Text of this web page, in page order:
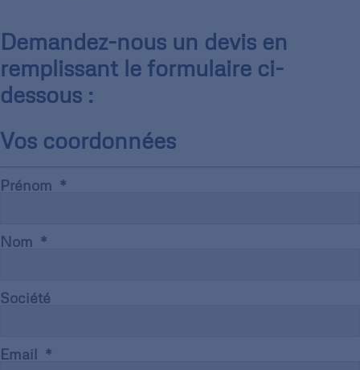
Demandez-nous un devis en
remplissant le formulaire ci-
dessous :
Vos coordonnées
Prénom
Nom
Société
Email